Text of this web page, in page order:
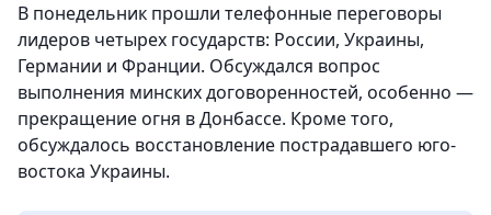
В понедельник прошли телефонные переговоры
лидеров четырех государств: России, Украины,
Германии и Франции. Обсуждался вопрос
выполнения минских договоренностей, особенно —
прекращение огня в Донбассе. Кроме того,
обсуждалось восстановление пострадавшего юго-
востока Украины.